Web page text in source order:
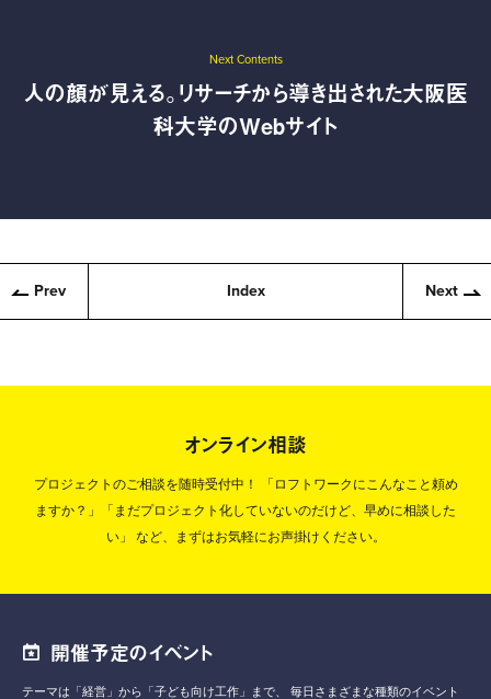
Next Contents
人の顔が見える。リサーチから導き出された大阪医
科大学のWebサイト
Prev Index Next
オンライン相談
プロジェクトのご相談を随時受付中！
「ロフトワークにこんなこと頼め
ますか？」「まだプロジェクト化していないのだけど、早めに相談した
い」
など、まずはお気軽にお声掛けください。
開催予定のイベント
テーマは「経営」から「子ども向け工作」まで、
毎日さまざまな種類のイベント